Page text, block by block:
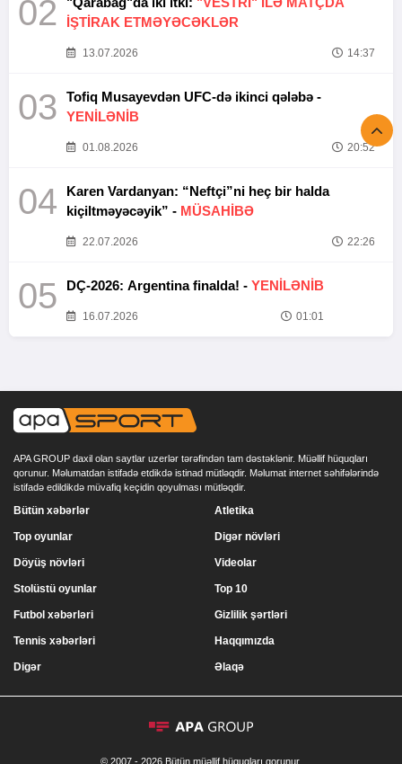
02
İŞTİRAK ETMƏYƏCƏKLƏR
13.07.2026 14:37
03
Tofiq Musayevdən UFC-də ikinci qələbə -
YENİLƏNİB
01.08.2026 20:52
04
Karen Vardanyan: “Neftçi”ni heç bir halda
kiçiltməyəcəyik” - MÜSAHİBƏ
22.07.2026 22:26
05 DÇ-2026: Argentina finalda! - YENİLƏNİB
16.07.2026 01:01
APA GROUP daxil olan saytlar uzerlər tərəfindən tam dəstəklənir. Müəllif hüquqları
qorunur. Məlumatdan istifadə etdikdə istinad mütləqdir. Məlumat internet səhifələrində
istifadə edildikdə müvafiq keçidin qoyulması mütləqdir.
Bütün xəbərlər
Top oyunlar
Döyüş növləri
Stolüstü oyunlar
Atletika
Digər növləri
Videolar
Top 10
Futbol xəbərləri
Tennis xəbərləri
Digər
Gizlilik şərtləri
Haqqımızda
Əlaqə
© 2007 - 2026 Bütün müəllif hüquqları qorunur.